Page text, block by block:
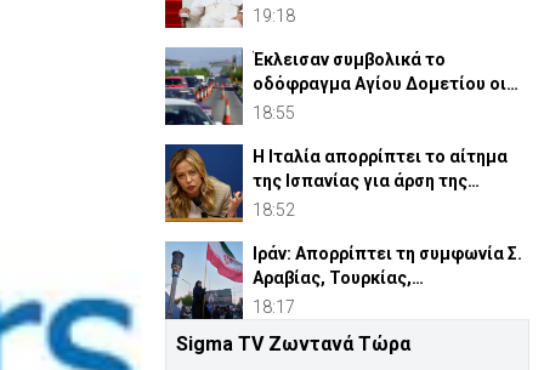
Γαλλία
19:18
Έκλεισαν συμβολικά το
οδόφραγμα Αγίου Δομετίου οι
μοτοσικλετιστές
18:55
Η Ιταλία απορρίπτει το αίτημα
της Ισπανίας για άρση της
αναστολής της Σένγκεν
18:52
Ιράν: Απορρίπτει τη συμφωνία Σ.
Αραβίας, Τουρκίας,
Πακιστάν-«Μόνο στα χαρτιά»
18:17
ΔΗΣΥ σε ΑΚΕΛ για GSI:
Sigma TV Ζωντανά Τώρα